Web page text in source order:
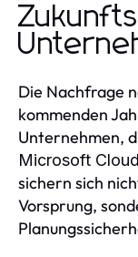
Die Nachfrage
kommenden
Unternehmen,
Microsoft
sichern sich
Vorsprung,